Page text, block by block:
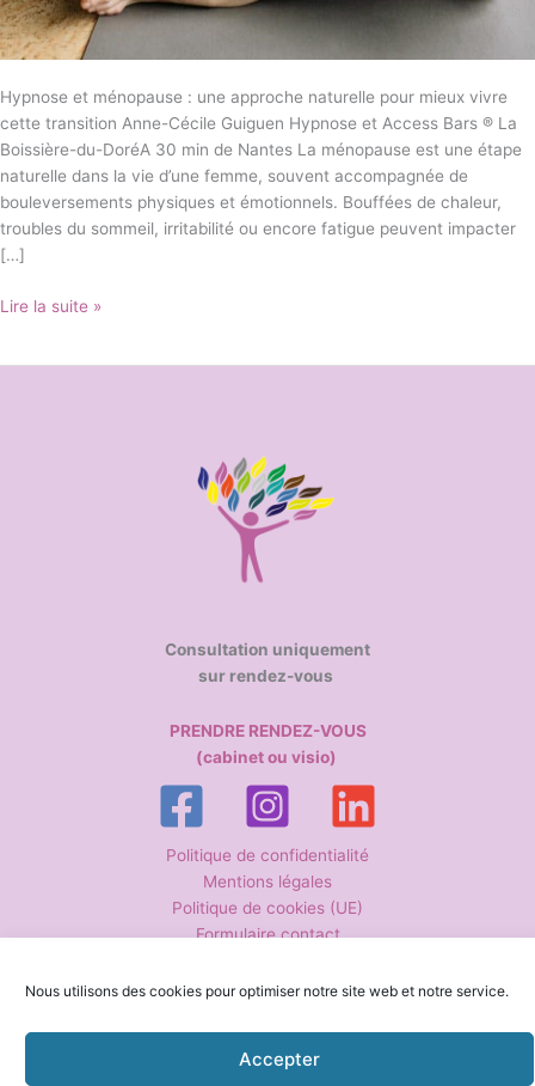
Nous utilisons des cookies pour optimiser notre site web et notre service.
Accepter
Hypnose et ménopause : une approche naturelle pour mieux vivre
cette transition Anne-Cécile Guiguen Hypnose et Access Bars ® La
Boissière-du-DoréA 30 min de Nantes La ménopause est une étape
naturelle dans la vie d’une femme, souvent accompagnée de
bouleversements physiques et émotionnels. Bouffées de chaleur,
troubles du sommeil, irritabilité ou encore fatigue peuvent impacter
[…]
Lire la suite »
Consultation uniquement
sur rendez-vous
PRENDRE RENDEZ-VOUS
(cabinet ou visio)
Politique de confidentialité
Mentions légales
Politique de cookies (UE)
Formulaire contact
Copyright © 2026 Anne-Cécile Guiguen – Hypnothérapeute La